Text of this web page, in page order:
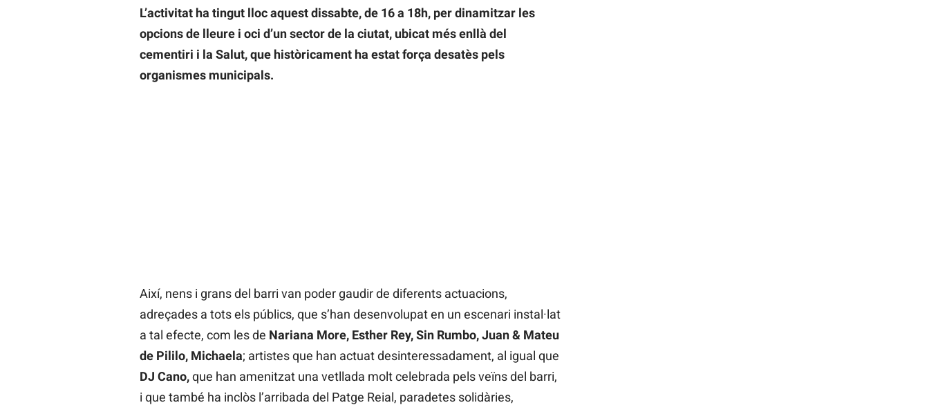
L’activitat ha tingut lloc aquest dissabte, de 16 a 18h, per dinamitzar les
opcions de lleure i oci d’un sector de la ciutat, ubicat més enllà del
cementiri i la Salut, que històricament ha estat força desatès pels
organismes municipals.
Així, nens i grans del barri van poder gaudir de diferents actuacions,
adreçades a tots els públics, que s’han desenvolupat en un escenari instal·lat
a tal efecte, com les de Nariana More, Esther Rey, Sin Rumbo, Juan & Mateu
de Pililo, Michaela; artistes que han actuat desinteressadament, al igual que
DJ Cano,que han amenitzat una vetllada molt celebrada pels veïns del barri,
i que també ha inclòs l’arribada del Patge Reial, paradetes solidàries,